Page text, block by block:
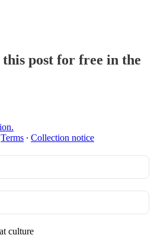
post for free in the
Terms ∙ Collection notice
culture